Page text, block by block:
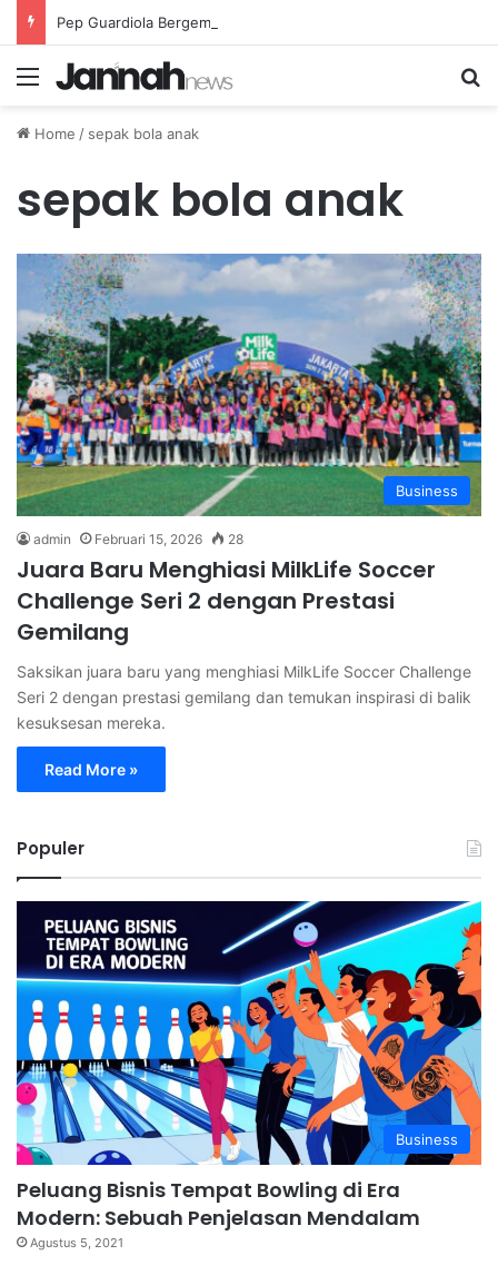
Menu
Home / sepak bola anak
sepak bola anak
Business
admin Februari 15, 2026 28
Juara Baru Menghiasi MilkLife Soccer
Challenge Seri 2 dengan Prestasi
Gemilang
Saksikan juara baru yang menghiasi MilkLife Soccer Challenge
Seri 2 dengan prestasi gemilang dan temukan inspirasi di balik
kesuksesan mereka.
Read More »
Populer
Business
Peluang Bisnis Tempat Bowling di Era
Modern: Sebuah Penjelasan Mendalam
Agustus 5, 2021